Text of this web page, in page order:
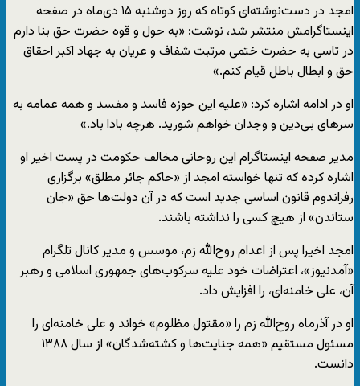
امجد در دست‌نوشته‌ای کوتاه که روز دوشنبه ۱۵ دی‌ماه در صفحه
اینستاگرامش منتشر شد، نوشت: «به حول و قوه حضرت حق بنا دارم
در تاسی به حضرت ختمی مرتبت شفاف و عریان به جهاد اکبر احقاق
حق و ابطال باطل قیام کنم.»
او در ادامه اشاره کرد:‌ «علیه این حوزه فاسد و مفسد و همه عمامه به
سرهای بی‌دین و وجدان خواهم شورید. هرچه بادا باد.»
مدیر صفحه اینستاگرام این روحانی مخالف حکومت در پست‌ اخیر او
اشاره کرده که تنها خواسته امجد از «حاکم جائر مطلق» برگزاری
رفراندوم قانون اساسی جدید است که در آن دولت‌ها حق «جان
ستاندن» از هیچ کسی را نداشته باشند.
امجد اخیرا پس از اعدام روح‌الله‌ زم،‌ موسس و مدیر کانال تلگرام
«آمدنیوز»، اعتراضات خود علیه سرکوب‌های جمهوری اسلامی و رهبر
آن،‌ علی خامنه‌ای، را افزایش داد.
او در آذرماه روح‌الله زم را «مقتول مظلوم» خواند و علی خامنه‌ای را
دانست.